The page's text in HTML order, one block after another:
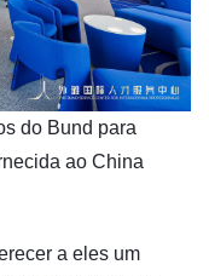
do Bund para
ao China
a eles um